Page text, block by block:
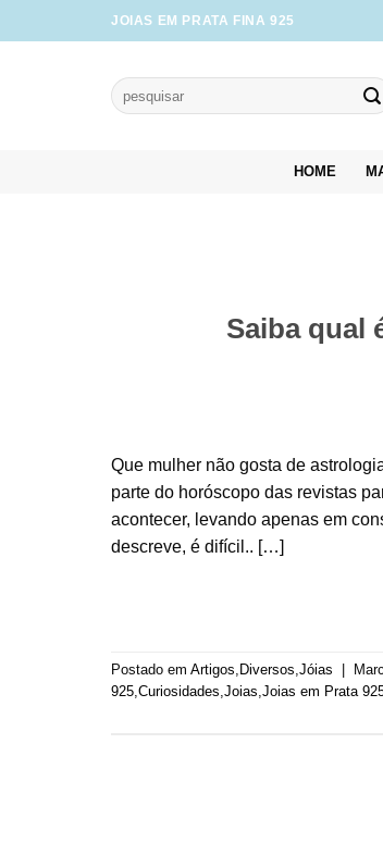
to
JOIAS EM PRATA FINA 925
Pesquisar
por:
HOME
Saiba qual
Que mulher não gosta de
parte do horóscopo das revistas
acontecer, levando apenas em
descreve, é difícil.. […]
Postado em Artigos, Diversos,Jóias
925,Curiosidades,Joias,Joias em Prata